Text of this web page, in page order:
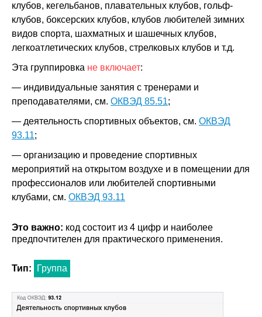
клубов, кегельбанов, плавательных клубов, гольф-
клубов, боксерских клубов, клубов любителей зимних
видов спорта, шахматных и шашечных клубов,
легкоатлетических клубов, стрелковых клубов и т.д.
Эта группировка не включает:
— индивидуальные занятия с тренерами и
преподавателями, см. ОКВЭД 85.51;
— деятельность спортивных объектов, см. ОКВЭД
93.11;
— организацию и проведение спортивных
мероприятий на открытом воздухе и в помещении для
профессионалов или любителей спортивными
клубами, см. ОКВЭД 93.11
Это важно: код состоит из 4 цифр и наиболее
предпочтителен для практического применения.
Тип: Группа